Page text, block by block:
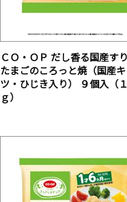
ＣＯ・ＯＰ だし香る国産す
たまごのころっと焼（国産
ツ・ひじき入り） ９個入（
ｇ）